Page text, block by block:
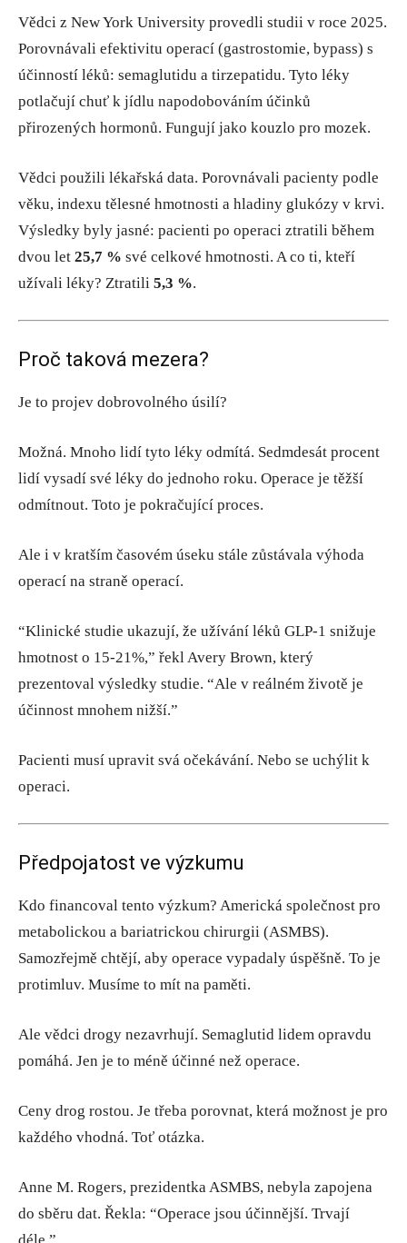
Vědci z New York University provedli studii v roce 2025.
Porovnávali efektivitu operací (gastrostomie, bypass) s
účinností léků: semaglutidu a tirzepatidu. Tyto léky
potlačují chuť k jídlu napodobováním účinků
přirozených hormonů. Fungují jako kouzlo pro mozek.
Vědci použili lékařská data. Porovnávali pacienty podle
věku, indexu tělesné hmotnosti a hladiny glukózy v krvi.
Výsledky byly jasné: pacienti po operaci ztratili během
dvou let 25,7 % své celkové hmotnosti. A co ti, kteří
užívali léky? Ztratili 5,3 %.
Proč taková mezera?
Je to projev dobrovolného úsilí?
Možná. Mnoho lidí tyto léky odmítá. Sedmdesát procent
lidí vysadí své léky do jednoho roku. Operace je těžší
odmítnout. Toto je pokračující proces.
Ale i v kratším časovém úseku stále zůstávala výhoda
operací na straně operací.
“Klinické studie ukazují, že užívání léků GLP-1 snižuje
hmotnost o 15-21%,” řekl Avery Brown, který
prezentoval výsledky studie. “Ale v reálném životě je
účinnost mnohem nižší.”
Pacienti musí upravit svá očekávání. Nebo se uchýlit k
operaci.
Předpojatost ve výzkumu
Kdo financoval tento výzkum? Americká společnost pro
metabolickou a bariatrickou chirurgii (ASMBS).
Samozřejmě chtějí, aby operace vypadaly úspěšně. To je
protimluv. Musíme to mít na paměti.
Ale vědci drogy nezavrhují. Semaglutid lidem opravdu
pomáhá. Jen je to méně účinné než operace.
Ceny drog rostou. Je třeba porovnat, která možnost je pro
každého vhodná. Toť otázka.
Anne M. Rogers, prezidentka ASMBS, nebyla zapojena
do sběru dat. Řekla: “Operace jsou účinnější. Trvají